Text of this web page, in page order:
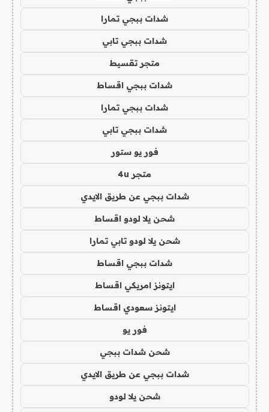
شدات ببجي تمارا
شدات ببجي تابي
متجر تقسيط
شدات ببجي اقساط
شدات ببجي تمارا
شدات ببجي تابي
فور يو ستور
متجر 4u
شدات ببجي عن طريق الايدي
شحن يلا لودو اقساط
شحن يلا لودو تابي تمارا
شدات ببجي اقساط
ايتونز امريكي اقساط
ايتونز سعودي اقساط
فور يو
شحن شدات ببجي
شدات ببجي عن طريق الايدي
شحن يلا لودو